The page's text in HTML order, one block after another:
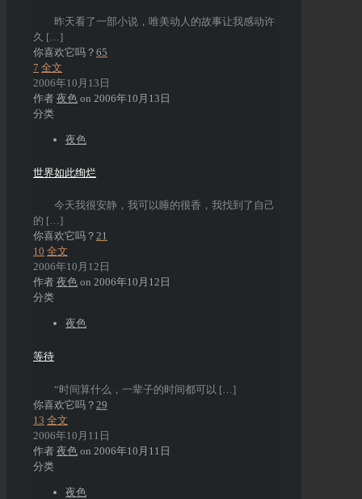
昨天看了一部小说，唯美动人的故事让我感动许
久 […]
你喜欢它吗？ 65
7 全文
2006年10月13日
作者 夜色 on 2006年10月13日
分类
夜色
世界如此绚烂
今天我很安静，我可以睡的很香，我找到了自己
的 […]
你喜欢它吗？ 21
10 全文
2006年10月12日
作者 夜色 on 2006年10月12日
分类
夜色
等待
“时间算什么，一辈子的时间都可以 […]
你喜欢它吗？ 29
13 全文
2006年10月11日
作者 夜色 on 2006年10月11日
分类
夜色